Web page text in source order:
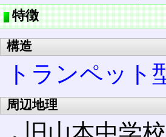
特徴
構造
トランペット
周辺地理